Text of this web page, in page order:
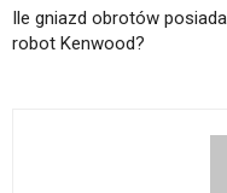
Ile gniazd obrotów posiada
robot Kenwood?